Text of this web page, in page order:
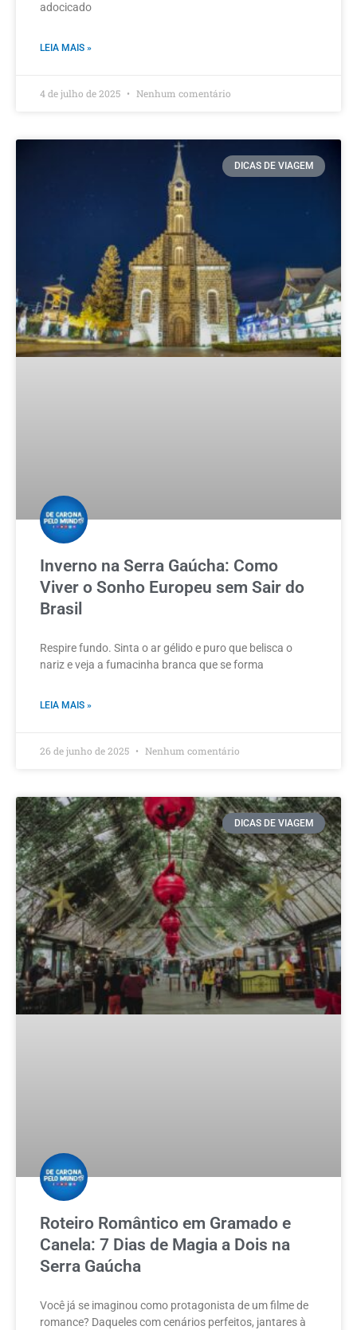
adocicado
LEIA MAIS »
4 de julho de 2025 Nenhum comentário
DICAS DE VIAGEM
Inverno na Serra Gaúcha: Como
Viver o Sonho Europeu sem Sair do
Brasil
Respire fundo. Sinta o ar gélido e puro que belisca o
nariz e veja a fumacinha branca que se forma
LEIA MAIS »
26 de junho de 2025 Nenhum comentário
DICAS DE VIAGEM
Roteiro Romântico em Gramado e
Canela: 7 Dias de Magia a Dois na
Serra Gaúcha
Você já se imaginou como protagonista de um filme de
romance? Daqueles com cenários perfeitos, jantares à